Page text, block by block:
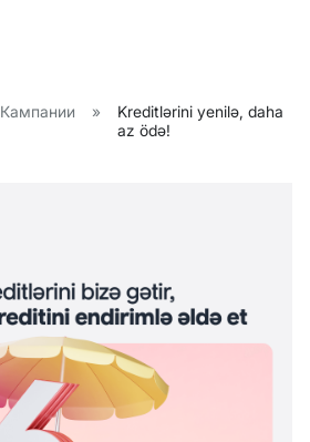
Кампании »
Kreditlərini yenilə, daha
az ödə!